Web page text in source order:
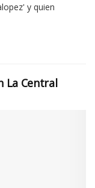
y quien
La Central